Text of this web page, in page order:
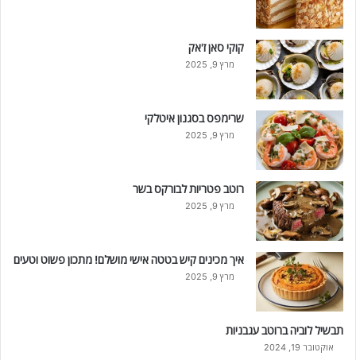
קוקי סאן ז'אק
מרץ 9, 2025
שרימפס בסגנון איטלקי
מרץ 9, 2025
רוטב פטריות לבורקס בשר
מרץ 9, 2025
איך מכינים קיש בטטה אישי מושלם! מתכון פשוט וטעים
מרץ 9, 2025
תבשיל לוביה ברוטב עגבניות
אוקטובר 19, 2024